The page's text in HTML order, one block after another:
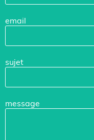
email
sujet
message